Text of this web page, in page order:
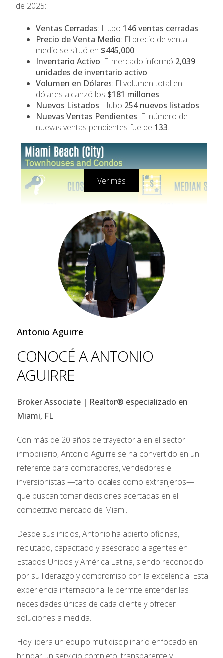
de 2025:
Ventas Cerradas: Hubo 146 ventas cerradas.
Precio de Venta Medio: El precio de venta
medio se situó en $445,000.
Inventario Activo: El mercado informó 2,039
unidades de inventario activo.
Volumen en Dólares: El volumen total en
dólares alcanzó los $181 millones.
Nuevos Listados: Hubo 254 nuevos listados.
Nuevas Ventas Pendientes: El número de
nuevas ventas pendientes fue de 133.
Mayo de 2024
Las ideas más significativas provienen de la
comparación de estas cifras con el año anterior,
mayo de 2024, lo que indica una notable tendencia a
: Experimentaron una
disminución del 17%con respecto al año
anterior.
Precio de Venta Medio : Sufrió undescenso
del 11%
en comparación con mayo de 2024.
Inventario Activo: Curiosamente, el inventario
activo aumentó un 33%con respecto al año
compradores.
Volumen en Dólares: Registró unacaída
sustancial del 22%
con respecto a mayo de
2024.
Nuevos Listados: Estuvieron un 14% por
debajoaño tras año.
Nuevas Ventas Pendientes: También
disminución del 19%
respecto al año anterior.
Resumen de las Tendencias
Ver más
Antonio Aguirre
CONOCÉ A ANTONIO
AGUIRRE
Broker Associate | Realtor® especializado en
Miami, FL
Con más de 20 años de trayectoria en el sector
inmobiliario, Antonio Aguirre se ha convertido en un
referente para compradores, vendedores e
inversionistas —tanto locales como extranjeros—
que buscan tomar decisiones acertadas en el
competitivo mercado de Miami.
Desde sus inicios, Antonio ha abierto oficinas,
reclutado, capacitado y asesorado a agentes en
Estados Unidos y América Latina, siendo reconocido
por su liderazgo y compromiso con la excelencia. Esta
experiencia internacional le permite entender las
necesidades únicas de cada cliente y ofrecer
soluciones a medida.
Hoy lidera un equipo multidisciplinario enfocado en
brindar un servicio completo, transparente y